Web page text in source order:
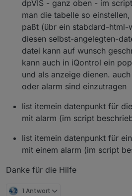
dpVIS - ganz oben - im
man die tabelle so
paßt (übr ein stabdard-
diesen selbst-angelegten-
datei kann auf wunsch
kann auch in iQontrol ein
und als anzeige dienen.
oder alarm sind einzutragen
list itemein datenpunkt für
mit alarm (im script
list itemein datenpunkt für
mit einem alarm (im script
Danke für die Hilfe
1 Antwort